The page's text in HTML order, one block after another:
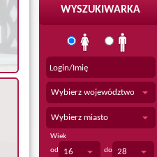
WYSZUKIWARKA
Wybierz województwo
Wybierz miasto
Wiek
od
16 do 28